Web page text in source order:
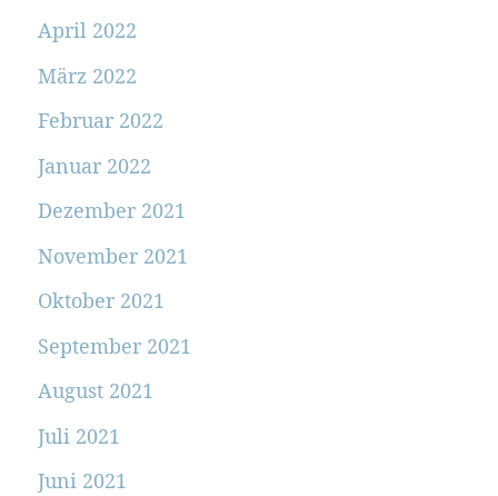
April 2022
März 2022
Februar 2022
Januar 2022
Dezember 2021
November 2021
Oktober 2021
September 2021
August 2021
Juli 2021
Juni 2021